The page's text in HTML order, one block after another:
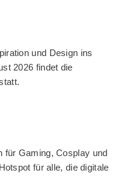
und Design ins
2026 findet die
für Gaming, Cosplay und
für alle, die digitale